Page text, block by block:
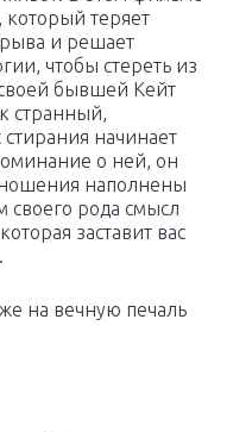
теряет
и решает
чтобы стереть из
бывшей Кейт
странный,
начинает
о ней, он
наполнены
рода смысл
заставит вас
на вечную печаль